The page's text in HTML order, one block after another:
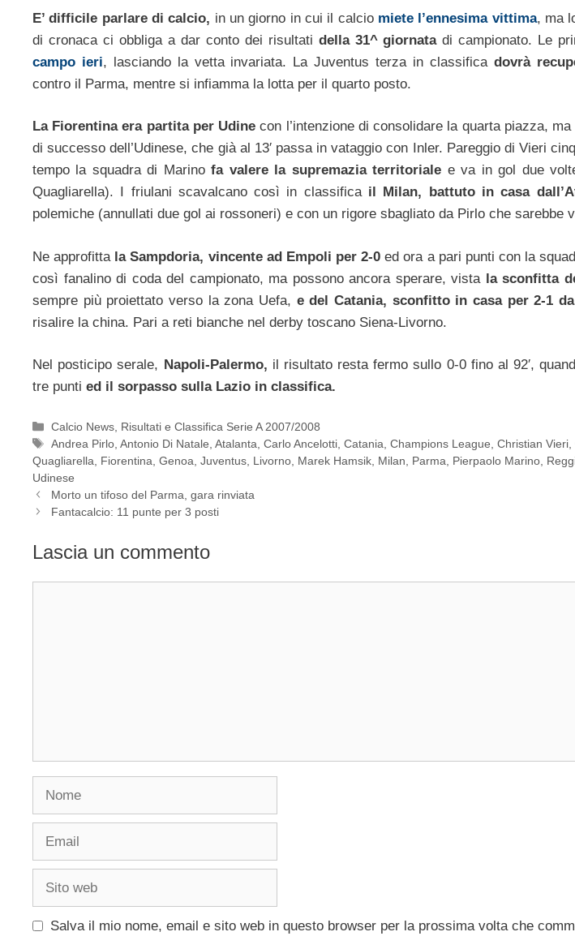
E’ difficile parlare di calcio, in un giorno in cui il calcio miete l’ennesima vittima, ma
di cronaca ci obbliga a dar conto dei risultati della 31^ giornatadi campionato. Le
campo ieri, lasciando la vetta invariata. La Juventus terza in classifica dovrà
contro il Parma, mentre si infiamma la lotta per il quarto posto.
La Fiorentina era partita per Udinecon l’intenzione di consolidare la quarta piazza,
di successo dell’Udinese, che già al 13′ passa in vataggio con Inler. Pareggio di Vieri
tempo la squadra di Marinofa valere la supremazia territoriale e va in gol due
Quagliarella). I friulani scavalcano così in classificail Milan, battuto in casa
polemiche (annullati due gol ai rossoneri) e con un rigore sbagliato da Pirlo che sarebbe
Ne approfitta la Sampdoria, vincente ad Empoli per 2-0 ed ora a pari punti con la
così fanalino di coda del campionato, ma possono ancora sperare, vista la sconfitta
sempre più proiettato verso la zona Uefa, e del Catania, sconfitto in casa per 2-1
risalire la china. Pari a reti bianche nel derby toscano Siena-Livorno.
Nel posticipo serale, Napoli-Palermo, il risultato resta fermo sullo 0-0 fino al 92′,
tre punti ed il sorpasso sulla Lazio in classifica.
Categorie
Calcio News Risultati e Classifica Serie A 2007/2008
Tag
Andrea Pirlo ,Antonio Di Natale ,Atalanta ,Carlo Ancelotti ,Catania ,Champions League ,Christian Vieri
Quagliarella
Fiorentina Genoa Juventus Livorno Marek Hamsik Milan Parma Pierpaolo Marino
Udinese
Morto un tifoso del Parma, gara rinviata
Fantacalcio: 11 punte per 3 posti
Lascia un commento
Nome
Email
Sito
Salva il mio nome, email e sito web in questo browser per la prossima volta che